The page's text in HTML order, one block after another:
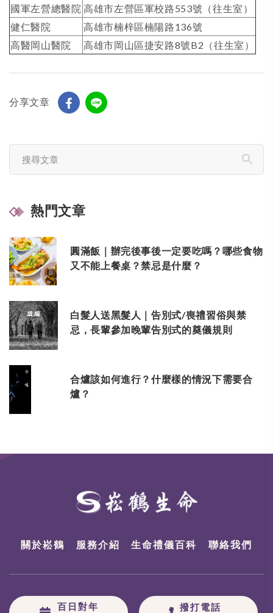
熱門文章
圓滿飯｜辦完後事後一定要吃嗎？哪些食物
又不能上餐桌？禁忌是什麼？
白髮人送黑髮人｜告別式/喪禮習俗與禁
忌，長輩參加晚輩告別式的奠儀規則
合爐該如何進行？什麼樣的情況下需要合
爐？
國軍左營總醫院 高雄市左營區軍校路553號（往生室）
健仁醫院
高雄市楠梓區楠陽路136號
高醫岡山醫院
高雄市岡山區捷安路8號B2（往生室）
分享文章
關於崧鶴 服務介紹 生命禮儀百科 聯絡我們
百日對年 撥打電話